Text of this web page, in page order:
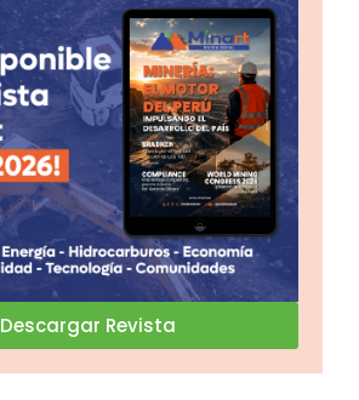
Descargar Revista